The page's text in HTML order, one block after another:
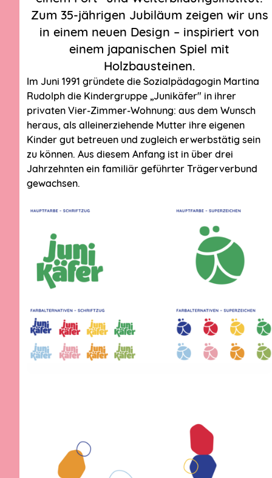
Zum 35-jährigen Jubiläum zeigen wir uns
in einem neuen Design – inspiriert von
einem japanischen Spiel mit
Holzbausteinen.
Im Juni 1991 gründete die Sozialpädagogin Martina
Rudolph die Kindergruppe „Junikäfer" in ihrer
privaten Vier-Zimmer-Wohnung: aus dem Wunsch
heraus, als alleinerziehende Mutter ihre eigenen
Kinder gut betreuen und zugleich erwerbstätig sein
zu können. Aus diesem Anfang ist in über drei
Jahrzehnten ein familiär geführter Trägerverbund
gewachsen.
»Kinder, Familien und
Mitarbeitende erleben in
unseren Einrichtungen